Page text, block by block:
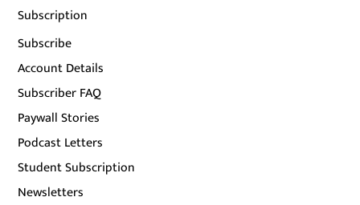
Subscription
Subscribe
Account Details
Subscriber FAQ
Paywall Stories
Podcast Letters
Student Subscription
Newsletters